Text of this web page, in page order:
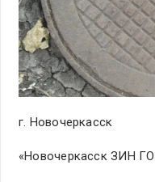
г. Новочеркасск
«Новочеркасск ЗИН